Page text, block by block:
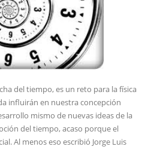
del tiempo, es un reto para la física
influirán en nuestra concepción
mismo de nuevas ideas de la
del tiempo, acaso porque el
Al menos eso escribió Jorge Luis